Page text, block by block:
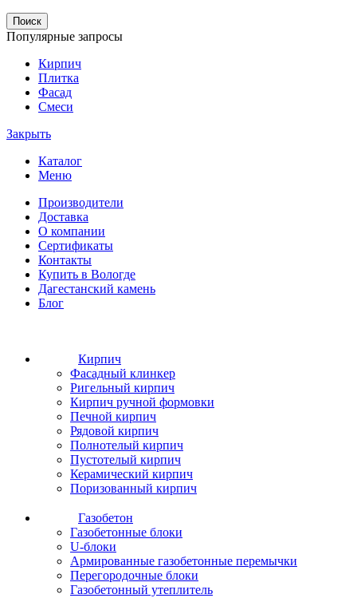
Поиск
Популярные запросы
Кирпич
Плитка
Фасад
Смеси
Закрыть
Каталог
Меню
Производители
Доставка
О компании
Сертификаты
Контакты
Купить в Вологде
Дагестанский камень
Блог
Кирпич
Фасадный клинкер
Ригельный кирпич
Кирпич ручной формовки
Печной кирпич
Рядовой кирпич
Полнотелый кирпич
Пустотелый кирпич
Керамический кирпич
Поризованный кирпич
Газобетон
Газобетонные блоки
U-блоки
Армированные газобетонные перемычки
Перегородочные блоки
Газобетонный утеплитель